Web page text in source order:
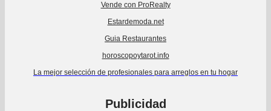
Vende con ProRealty
Estardemoda.net
Guia Restaurantes
horoscopoytarot.info
La mejor selección de profesionales para arreglos en tu hogar
Publicidad